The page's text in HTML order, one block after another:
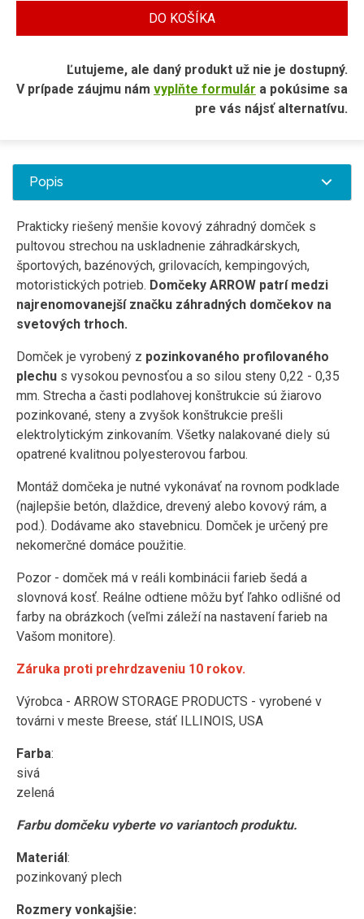
DO KOŠÍKA
Ľutujeme, ale daný produkt už nie je dostupný.
V prípade záujmu nám vyplňte formulár a pokúsime sa
pre vás nájsť alternatívu.
Popis
Prakticky riešený menšie kovový záhradný domček s
pultovou strechou na uskladnenie záhradkárskych,
športových, bazénových, grilovacích, kempingových,
motoristických potrieb. Domčeky ARROW patrí medzi
najrenomovanejší značku záhradných domčekov na
svetových trhoch.
Domček je vyrobený z pozinkovaného profilovaného
plechu s vysokou pevnosťou a so silou steny 0,22 - 0,35
mm. Strecha a časti podlahovej konštrukcie sú žiarovo
pozinkované, steny a zvyšok konštrukcie prešli
elektrolytickým zinkovaním. Všetky nalakované diely sú
opatrené kvalitnou polyesterovou farbou.
Montáž domčeka je nutné vykonávať na rovnom podklade
(najlepšie betón, dlaždice, drevený alebo kovový rám, a
pod.). Dodávame ako stavebnicu. Domček je určený pre
nekomerčné domáce použitie.
Pozor - domček má v reáli kombinácii farieb šedá a
slovnová kosť. Reálne odtiene môžu byť ľahko odlišné od
farby na obrázkoch (veľmi záleží na nastavení farieb na
Vašom monitore).
Záruka proti prehrdzaveniu 10 rokov.
Výrobca - ARROW STORAGE PRODUCTS - vyrobené v
továrni v meste Breese, stáť ILLINOIS, USA
Farba:
sivá
zelená
Farbu domčeku vyberte vo variantoch produktu.
Materiál:
pozinkovaný plech
Rozmery vonkajšie: